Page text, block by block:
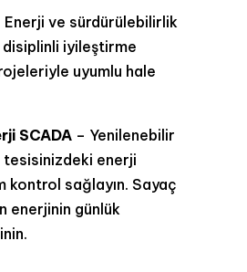
ve sürdürülebilirlik
iyileştirme
uyumlu hale
SCADA– Yenilenebilir
tesisinizdeki enerji
kontrol sağlayın. Sayaç
enerjinin günlük